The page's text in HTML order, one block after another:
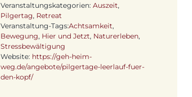
Veranstaltungskategorien: Auszeit,
Pilgertag, Retreat
Veranstaltung-Tags:Achtsamkeit,
Bewegung, Hier und Jetzt, Naturerleben,
Stressbewältigung
Website: https://geh-heim-
weg.de/angebote/pilgertage-leerlauf-fuer-
den-kopf/